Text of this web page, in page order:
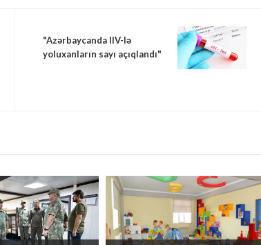
"Azərbaycanda IIV-lə
yoluxanların sayı açıqlandı"